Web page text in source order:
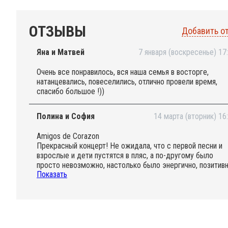
ОТЗЫВЫ Добавить
Яна и Матвей 7 января (воскресенье)
Очень все понравилось, вся наша семья в восторге,
натанцевались, повеселились, отлично провели время,
спасибо большое !))
Полина и София 14 марта (вторник)
Amigos de Corazon
Прекрасный концерт! Не ожидала, что с первой песни и
взрослые и дети пустятся в пляс, а по-другому было
просто невозможно, настолько было энергично,
здорово и зажигательно! Зал на Кривоколенном пер.
Показать